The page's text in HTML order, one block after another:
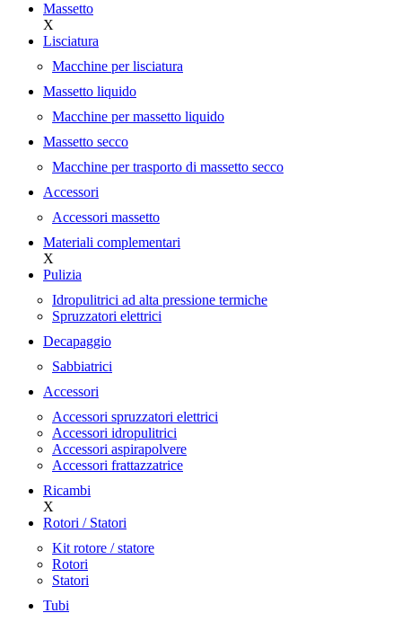
Massetto
X
Lisciatura
Macchine per lisciatura
Massetto liquido
Macchine per massetto liquido
Massetto secco
Macchine per trasporto di massetto secco
Accessori
Accessori massetto
Materiali complementari
X
Pulizia
Idropulitrici ad alta pressione termiche
Spruzzatori elettrici
Decapaggio
Sabbiatrici
Accessori
Accessori spruzzatori elettrici
Accessori idropulitrici
Accessori aspirapolvere
Accessori frattazzatrice
Ricambi
X
Rotori / Statori
Kit rotore / statore
Rotori
Statori
Tubi